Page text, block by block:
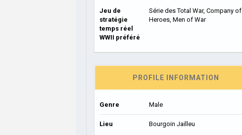
Jeu de
stratégie
temps réel
WWII préféré
Série des Total War, Company of
Heroes, Men of War
PROFILE INFORMATION
Genre Male
Lieu Bourgoin Jailleu